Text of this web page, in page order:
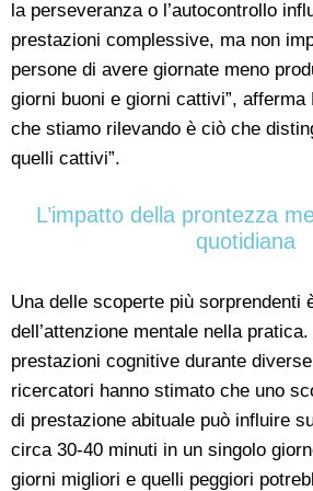
la perseveranza o l’autocontrollo
prestazioni complessive, ma non
persone di avere giornate meno
giorni buoni e giorni cattivi”, afferma
che stiamo rilevando è ciò che
quelli cattivi”.
L’impatto della prontezza
quotidiana
Una delle scoperte più sorprendenti
dell’attenzione mentale nella
prestazioni cognitive durante
ricercatori hanno stimato che uno
di prestazione abituale può influire
circa 30-40 minuti in un singolo
giorni migliori e quelli peggiori